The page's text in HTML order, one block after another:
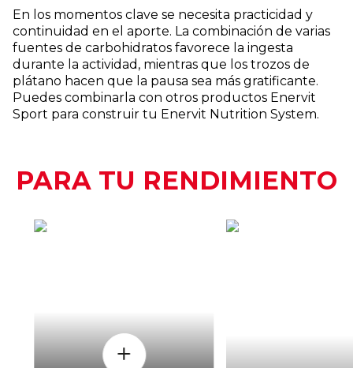
En los momentos clave se necesita practicidad y
continuidad en el aporte. La combinación de varias
fuentes de carbohidratos favorece la ingesta
durante la actividad, mientras que los trozos de
plátano hacen que la pausa sea más gratificante.
Puedes combinarla con otros productos Enervit
Sport para construir tu Enervit Nutrition System.
PARA TU RENDIMIENTO